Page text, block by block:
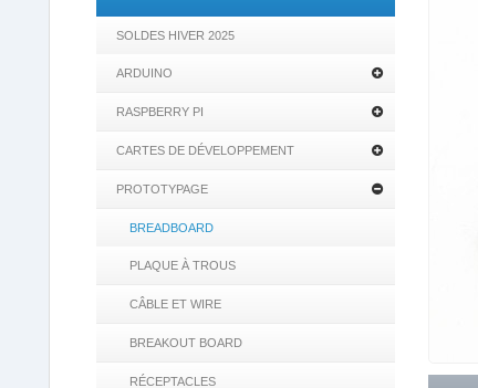
SOLDES HIVER 2025
ARDUINO
RASPBERRY PI
CARTES DE DÉVELOPPEMENT
PROTOTYPAGE
BREADBOARD
PLAQUE À TROUS
CÂBLE ET WIRE
BREAKOUT BOARD
RÉCEPTACLES